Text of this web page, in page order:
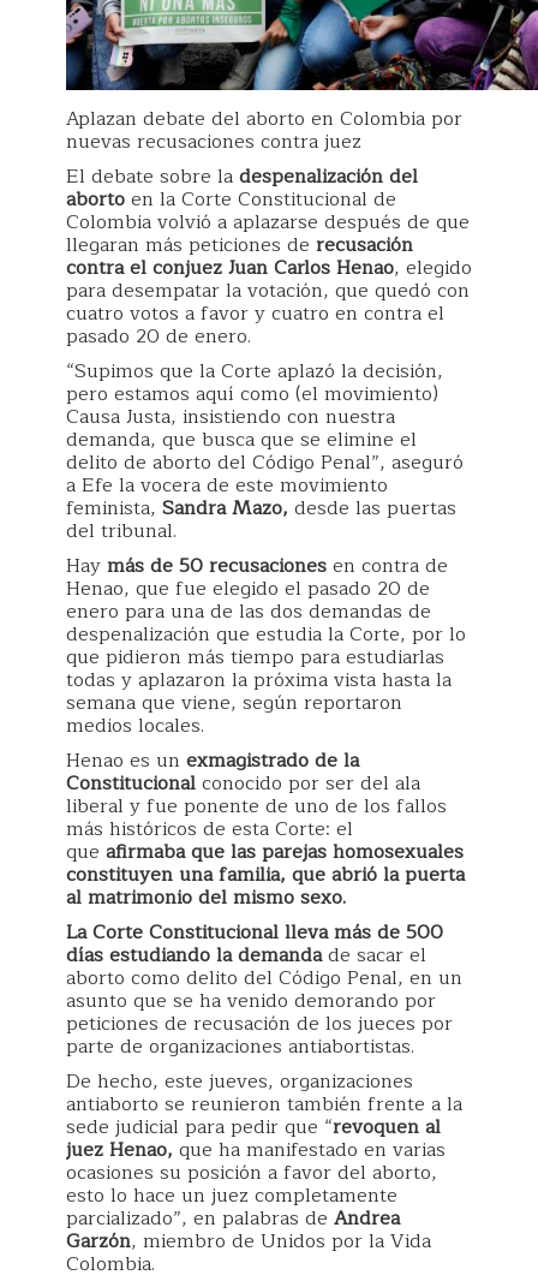
Aplazan debate del aborto en Colombia por
nuevas recusaciones contra juez
El debate sobre ladespenalización del
abortoen la Corte Constitucional de
Colombia volvió a aplazarse después de que
llegaran más peticiones de recusación
contra el conjuez Juan Carlos Henao, elegido
para desempatar la votación, que quedó con
cuatro votos a favor y cuatro en contra el
pasado 20 de enero.
“Supimos que la Corte aplazó la decisión,
pero estamos aquí como (el movimiento)
Causa Justa, insistiendo con nuestra
demanda, que busca que se elimine el
delito de aborto del Código Penal”, aseguró
a Efe la vocera de este movimiento
feminista, Sandra Mazo, desde las puertas
del tribunal.
Haymás de 50 recusacionesen contra de
Henao, que fue elegido el pasado 20 de
enero para una de las dos demandas de
despenalización que estudia la Corte, por lo
que pidieron más tiempo para estudiarlas
todas y aplazaron la próxima vista hasta la
semana que viene, según reportaron
medios locales.
Henao es un exmagistrado de la
Constitucionalconocido por ser del ala
liberal y fue ponente de uno de los fallos
más históricos de esta Corte: el
que afirmaba que las parejas homosexuales
constituyen una familia, que abrió la puerta
al matrimonio del mismo sexo.
La Corte Constitucional lleva más de 500
días estudiando la demandade sacar el
aborto como delito del Código Penal, en un
asunto que se ha venido demorando por
peticiones de recusación de los jueces por
parte de organizaciones antiabortistas.
De hecho, este jueves, organizaciones
antiaborto se reunieron también frente a la
sede judicial para pedir que “revoquen al
juez Henao, que ha manifestado en varias
ocasiones su posición a favor del aborto,
esto lo hace un juez completamente
parcializado”, en palabras de Andrea
Garzón, miembro de Unidos por la Vida
Colombia.